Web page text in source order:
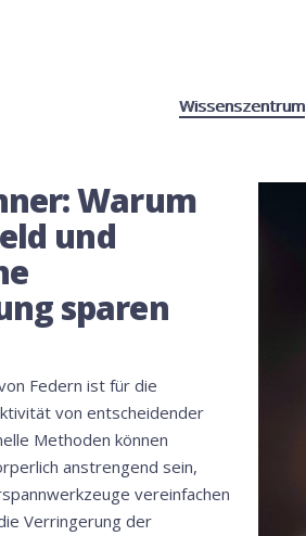
Wissenszentrum
Warum
und
sparen
Federn ist für die
von entscheidender
Methoden können
anstrengend sein,
vereinfachen
Verringerung der